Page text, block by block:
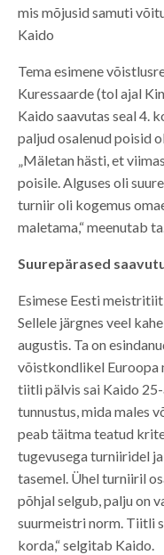
mis mõjusid samuti
Kaido
Tema esimene
Kuressaarde (tol ajal
Kaido saavutas seal 4.
paljud osalenud poisid
„Mäletan hästi, et
poisile. Alguses oli
turniir oli kogemus
maletama,“ meenutab
Suurepärased
Esimese Eesti
Sellele järgnes veel
augustis. Ta on
võistkondlikel Euroopa
tiitli pälvis sai Kaido
tunnustus, mida males
peab täitma teatud
tugevusega turniiridel
tasemel. Ühel turniiril
põhjal selgub, palju on
suurmeistri norm. Tiitli
korda,“ selgitab Kaido.